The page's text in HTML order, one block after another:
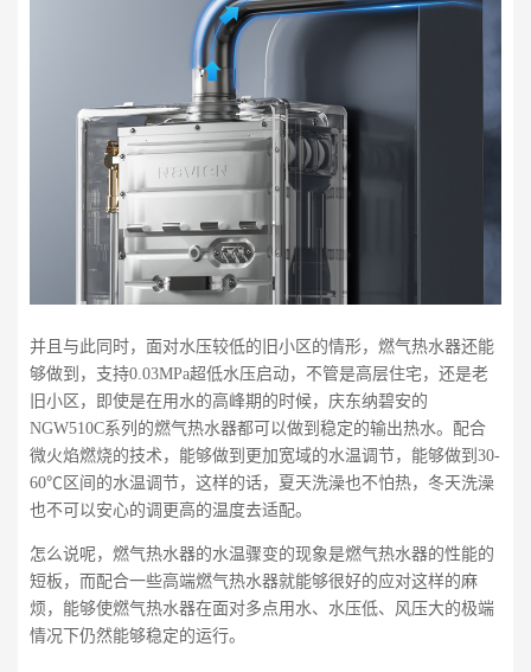
并且与此同时，面对水压较低的旧小区的情形，燃气热水器还能
够做到，支持0.03MPa超低水压启动，不管是高层住宅，还是老
旧小区，即使是在用水的高峰期的时候，庆东纳碧安的
NGW510C系列的燃气热水器都可以做到稳定的输出热水。配合
微火焰燃烧的技术，能够做到更加宽域的水温调节，能够做到30-
60℃区间的水温调节，这样的话，夏天洗澡也不怕热，冬天洗澡
也不可以安心的调更高的温度去适配。
怎么说呢，燃气热水器的水温骤变的现象是燃气热水器的性能的
短板，而配合一些高端燃气热水器就能够很好的应对这样的麻
烦，能够使燃气热水器在面对多点用水、水压低、风压大的极端
情况下仍然能够稳定的运行。